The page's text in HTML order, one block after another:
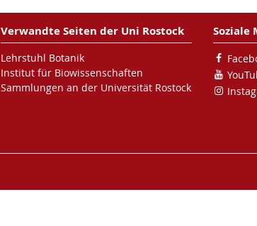
Verwandte Seiten der Uni Rostock
Lehrstuhl Botanik
Institut für Biowissenschaften
Sammlungen an der Universität Rostock
Soziale